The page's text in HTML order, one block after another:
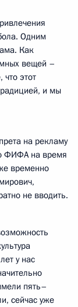
Одним
Как
вещей –
этот
и мы
на рекламу
ФИФА на время
временно
не вводить.
у нас
пять–
сейчас уже